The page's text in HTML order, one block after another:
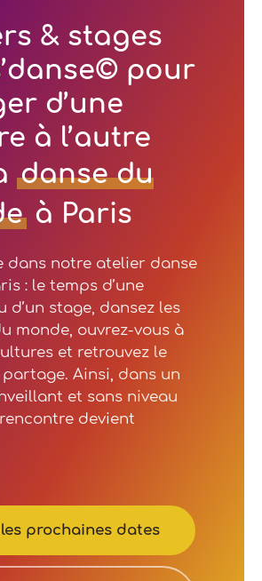
& stages
pour
d’une
à l’autre
danse du
à Paris
dans notre atelier danse
: le temps d’une
d’un stage, dansez les
monde, ouvrez-vous à
et retrouvez le
Ainsi, dans un
et sans niveau
devient
prochaines dates